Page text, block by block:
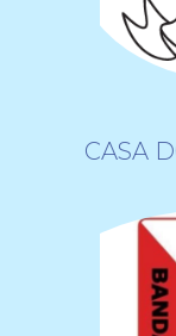
CASA